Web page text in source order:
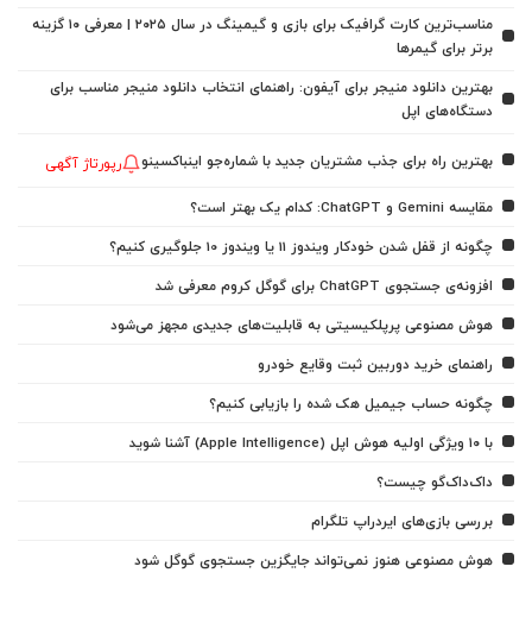
مناسب‌ترین کارت گرافیک برای بازی و گیمینگ در سال ۲۰۲۵ | معرفی ۱۰ گزینه
برتر برای گیمرها
بهترین دانلود منیجر برای آیفون: راهنمای انتخاب دانلود منیجر مناسب برای
دستگاه‌های اپل
بهترین راه برای جذب مشتریان جدید با شماره‌جو اینباکسینو رپورتاژ آگهی
مقایسه Gemini و ChatGPT: کدام یک بهتر است؟
چگونه از قفل شدن خودکار ویندوز 11 یا ویندوز 10 جلوگیری کنیم؟
افزونه‌ی جستجوی ChatGPT برای گوگل کروم معرفی شد
هوش مصنوعی پرپلکیسیتی به قابلیت‌های جدیدی مجهز می‌شود
راهنمای خرید دوربین ثبت وقایع خودرو
چگونه حساب جیمیل هک شده را بازیابی کنیم؟
با ۱۰ ویژگی اولیه هوش اپل (Apple Intelligence) آشنا شوید
داک‌داک‌گو چیست؟
بررسی بازی‌های ایردراپ تلگرام
هوش مصنوعی هنوز نمی‌تواند جایگزین جستجوی گوگل شود